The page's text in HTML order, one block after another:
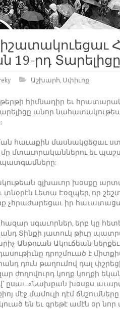
19-րդ Տարելիցը
Աշխարհ, Սփիւռք
թերթի հիմնադիր եւ
անոր
հաւաքին մասնակցեցաւ
մտաւորականներու եւ
գլխաւոր խօսքը
տնօրէն Լետա Էօզպեր, որ
չհրաժարեցաւ իր
սգաւորներ, երբ կը
Տինքի յատուկ թիւը
Անթուան Ակուճեան
դրոշմուած է միտքիս
դուն թաղումով դալ
ժողովուրդ կողք կողքի
ըսաւ. «Նախքան խօսքս
մէջ մամուլի դէմ
են եւ գրեթէ ամէն օր նոր